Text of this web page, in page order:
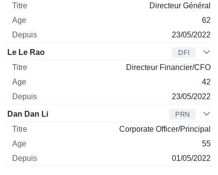
Directeur Général
62
23/05/2022
Le Le Rao DFI
Directeur Financier/CFO
42
23/05/2022
Dan Dan Li PRN
Corporate Officer/Principal
55
01/05/2022